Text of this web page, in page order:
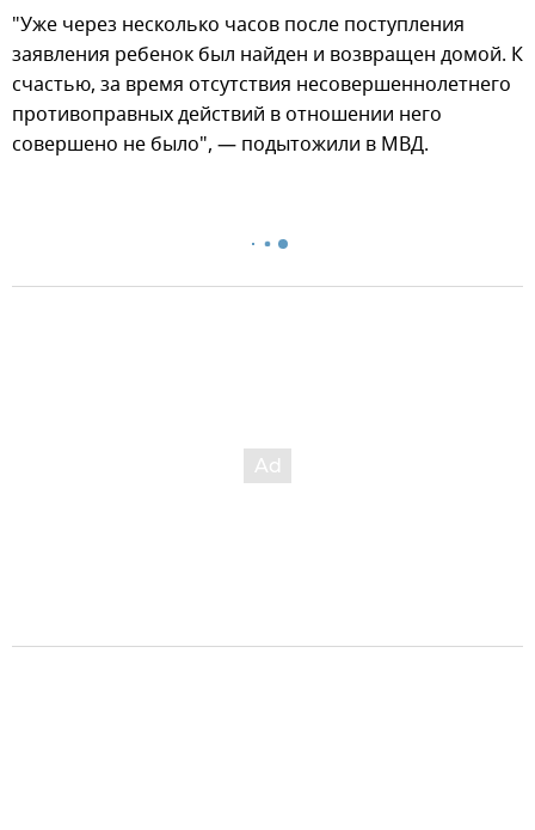
"Уже через несколько часов после поступления
заявления ребенок был найден и возвращен домой. К
счастью, за время отсутствия несовершеннолетнего
противоправных действий в отношении него
совершено не было", — подытожили в МВД.